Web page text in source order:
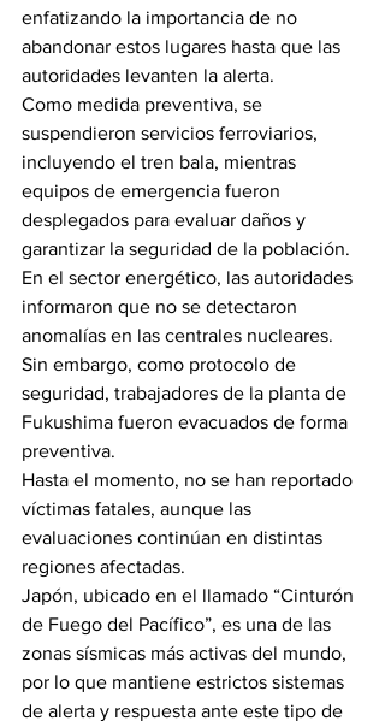
enfatizando la importancia de no
abandonar estos lugares hasta que las
autoridades levanten la alerta.
Como medida preventiva, se
suspendieron servicios ferroviarios,
incluyendo el tren bala, mientras
equipos de emergencia fueron
desplegados para evaluar daños y
garantizar la seguridad de la población.
En el sector energético, las autoridades
informaron que no se detectaron
anomalías en las centrales nucleares.
Sin embargo, como protocolo de
seguridad, trabajadores de la planta de
Fukushima fueron evacuados de forma
preventiva.
Hasta el momento, no se han reportado
víctimas fatales, aunque las
evaluaciones continúan en distintas
regiones afectadas.
Japón, ubicado en el llamado “Cinturón
de Fuego del Pacífico”, es una de las
zonas sísmicas más activas del mundo,
por lo que mantiene estrictos sistemas
de alerta y respuesta ante este tipo de